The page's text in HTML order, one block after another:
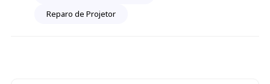
Reparo de Projetor